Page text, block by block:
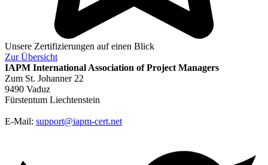
Unsere Zertifizierungen auf einen Blick
ZurÜbersicht
IAPM International Association of Project Managers
Zum St. Johanner 22
9490 Vaduz
Fürstentum Liechtenstein
E-Mail: support@iapm-cert.net